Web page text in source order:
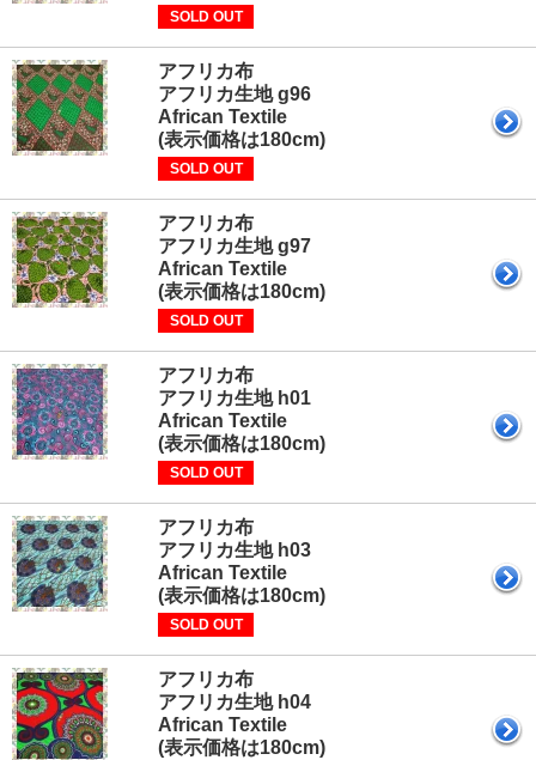
SOLD OUT
アフリカ布
アフリカ生地 g96
African Textile
(表示価格は180cm)
SOLD OUT
アフリカ布
アフリカ生地 g97
African Textile
(表示価格は180cm)
SOLD OUT
アフリカ布
アフリカ生地 h01
African Textile
(表示価格は180cm)
SOLD OUT
アフリカ布
アフリカ生地 h03
African Textile
(表示価格は180cm)
SOLD OUT
アフリカ布
アフリカ生地 h04
African Textile
(表示価格は180cm)